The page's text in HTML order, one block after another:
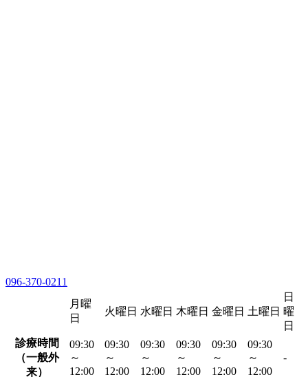
096-370-0211
月曜
日
火曜日 水曜日 木曜日 金曜日 土曜日
日
曜
日
診療時間
（一般外
来）
09:30
～
12:00
09:30
～
12:00
09:30
～
12:00
09:30
～
12:00
09:30
～
12:00
09:30
～
12:00
-